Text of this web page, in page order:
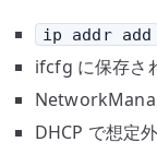
ip addr add
ifcfg に保存さ
DHCP で想定